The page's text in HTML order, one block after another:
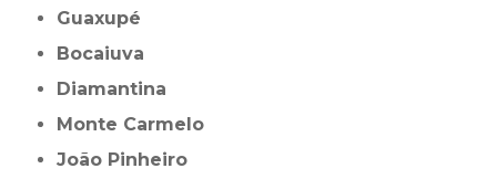
Guaxupé
Bocaiuva
Diamantina
Monte Carmelo
João Pinheiro